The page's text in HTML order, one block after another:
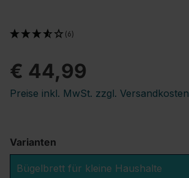
€ 44,99
Preise inkl. MwSt. zzgl. Versandkosten
(6)
Varianten
Bügelbrett für kleine Haushalte